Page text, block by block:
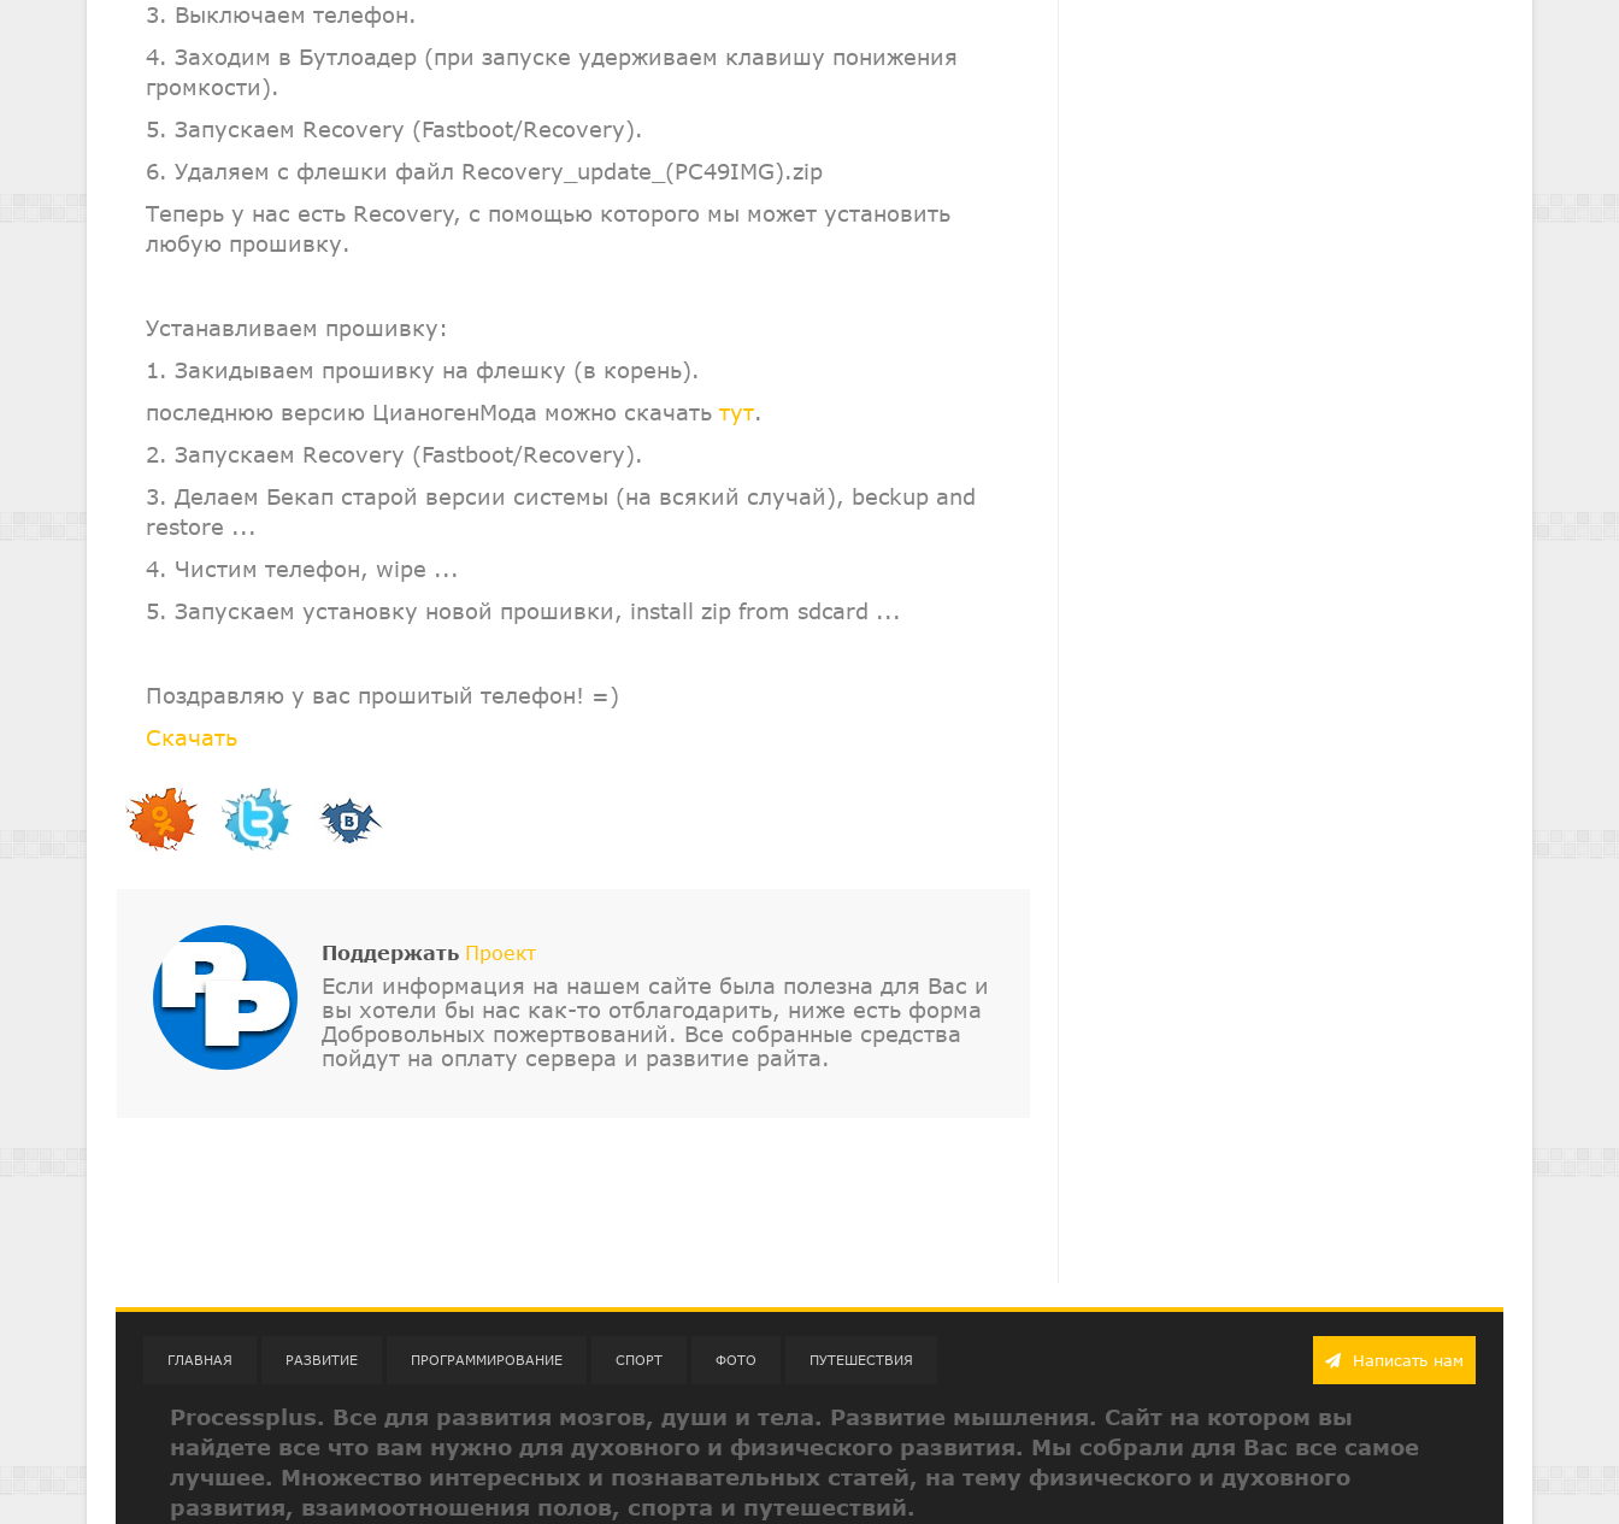
3. Выключаем телефон.
4. Заходим в Бутлоадер (при запуске удерживаем клавишу понижения
громкости).
5. Запускаем Recovery (Fastboot/Recovery).
6. Удаляем с флешки файл Recovery_update_(PC49IMG).zip
Теперь у нас есть Recovery, с помощью которого мы может установить
любую прошивку.
Устанавливаем прошивку:
1. Закидываем прошивку на флешку (в корень).
последнюю версию ЦианогенМода можно скачать тут.
2. Запускаем Recovery (Fastboot/Recovery).
3. Делаем Бекап старой версии системы (на всякий случай), beckup and
restore ...
4. Чистим телефон, wipe ...
5. Запускаем установку новой прошивки, install zip from sdcard ...
Поздравляю у вас прошитый телефон! =)
Скачать
Поддержать Проект
Если информация на нашем сайте была полезна для Вас и
вы хотели бы нас как-то отблагодарить, ниже есть форма
Добровольных пожертвований. Все собранные средства
пойдут на оплату сервера и развитие райта.
ГЛАВНАЯ РАЗВИТИЕ ПРОГРАММИРОВАНИЕ СПОРТ ФОТО ПУТЕШЕСТВИЯ Написать нам
Processplus. Все для развития мозгов, души и тела. Развитие мышления. Сайт на котором вы
найдете все что вам нужно для духовного и физического развития. Мы собрали для Вас все самое
лучшее. Множество интересных и познавательных статей, на тему физического и духовного
развития, взаимоотношения полов, спорта и путешествий.